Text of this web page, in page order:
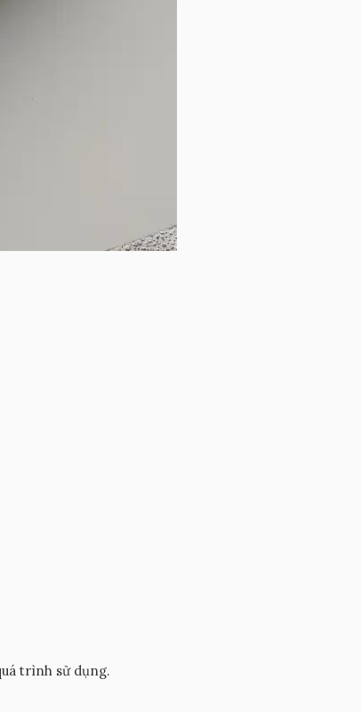
trình sử dụng.